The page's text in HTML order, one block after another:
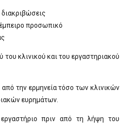
διακριβώσεις
έμπειρο προσωπικό
του κλινικού και του εργαστηριακού
την ερμηνεία τόσο των κλινικών
ευρημάτων.
πριν από τη λήψη του